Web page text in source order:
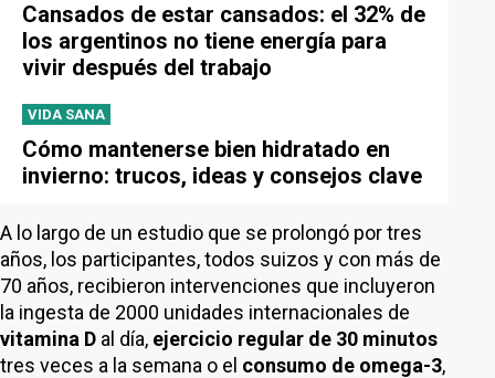
Cansados de estar cansados: el 32% de
los argentinos no tiene energía para
vivir después del trabajo
VIDA SANA
Cómo mantenerse bien hidratado en
invierno: trucos, ideas y consejos clave
A lo largo de un estudio que se prolongó por tres
años, los participantes, todos suizos y con más de
70 años, recibieron intervenciones que incluyeron
la ingesta de 2000 unidades internacionales de
vitamina D al día, ejercicio regular de 30 minutos
tres veces a la semana o el consumo de omega-3,